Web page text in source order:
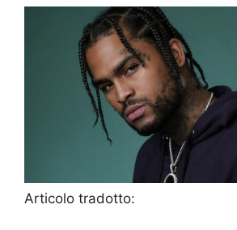
Articolo tradotto: